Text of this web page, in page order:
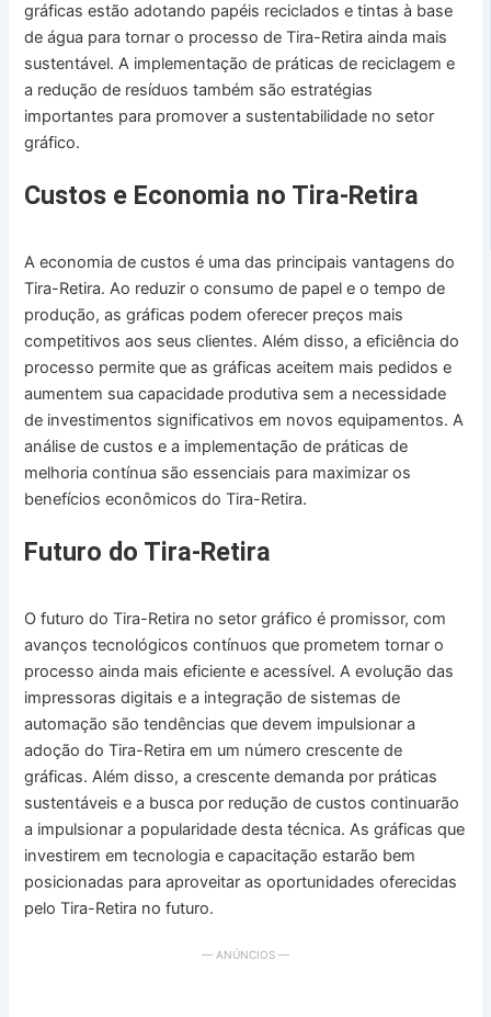
gráficas estão adotando papéis reciclados e tintas à base
de água para tornar o processo de Tira-Retira ainda mais
sustentável. A implementação de práticas de reciclagem e
a redução de resíduos também são estratégias
importantes para promover a sustentabilidade no setor
gráfico.
Custos e Economia no Tira-Retira
A economia de custos é uma das principais vantagens do
Tira-Retira. Ao reduzir o consumo de papel e o tempo de
produção, as gráficas podem oferecer preços mais
competitivos aos seus clientes. Além disso, a eficiência do
processo permite que as gráficas aceitem mais pedidos e
aumentem sua capacidade produtiva sem a necessidade
de investimentos significativos em novos equipamentos. A
análise de custos e a implementação de práticas de
melhoria contínua são essenciais para maximizar os
benefícios econômicos do Tira-Retira.
Futuro do Tira-Retira
O futuro do Tira-Retira no setor gráfico é promissor, com
avanços tecnológicos contínuos que prometem tornar o
processo ainda mais eficiente e acessível. A evolução das
impressoras digitais e a integração de sistemas de
automação são tendências que devem impulsionar a
adoção do Tira-Retira em um número crescente de
gráficas. Além disso, a crescente demanda por práticas
sustentáveis e a busca por redução de custos continuarão
a impulsionar a popularidade desta técnica. As gráficas que
investirem em tecnologia e capacitação estarão bem
posicionadas para aproveitar as oportunidades oferecidas
pelo Tira-Retira no futuro.
— ANÚNCIOS —